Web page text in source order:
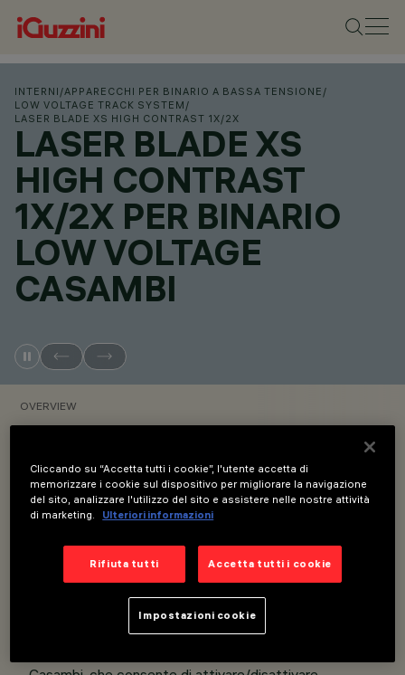
INTERNI /APPARECCHI PER BINARIO A BASSA TENSIONE /
LOW VOLTAGE TRACK SYSTEM /
LASER BLADE XS HIGH CONTRAST 1X/2X
LASER BLADE XS
HIGH CONTRAST
1X/2X PER BINARIO
LOW VOLTAGE
CASAMBI
OVERVIEW
Overview
Installazione su binario Low Voltage (48V).
La tecnologia integrata Casambi consente il controllo
indipendente di ogni modulo luminoso inserito nel binario.
Cliccando su “Accetta tutti i cookie”, l'utente accetta di
memorizzare i cookie sul dispositivo per migliorare la navigazione
del sito, analizzare l'utilizzo del sito e assistere nelle nostre attività
di marketing.
Ulteriori informazioni
Rifiuta tutti Accetta tutti i cookie
Impostazioni cookie